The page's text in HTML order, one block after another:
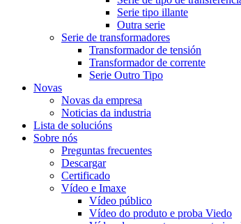
Serie tipo illante
Outra serie
Serie de transformadores
Transformador de tensión
Transformador de corrente
Serie Outro Tipo
Novas
Novas da empresa
Noticias da industria
Lista de solucións
Sobre nós
Preguntas frecuentes
Descargar
Certificado
Vídeo e Imaxe
Vídeo público
Vídeo do produto e proba Viedo